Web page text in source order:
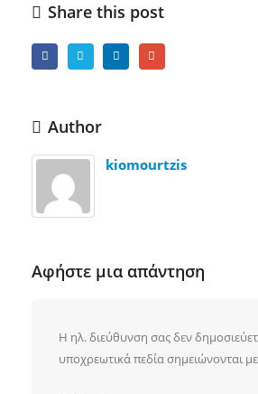
Share this post
Author
kiomourtzis
Αφήστε μια απάντηση
Η ηλ. διεύθυνση σας δεν
υποχρεωτικά πεδία σημειώνονται με